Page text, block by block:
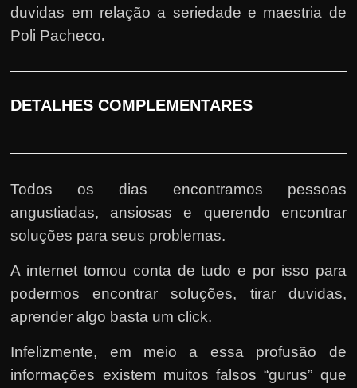
duvidas em relação a seriedade e maestria de
Poli Pacheco.
DETALHES COMPLEMENTARES
Todos os dias encontramos pessoas
angustiadas, ansiosas e querendo encontrar
soluções para seus problemas.
A internet tomou conta de tudo e por isso para
podermos encontrar soluções, tirar duvidas,
aprender algo basta um click.
Infelizmente, em meio a essa profusão de
informações existem muitos falsos “gurus” que